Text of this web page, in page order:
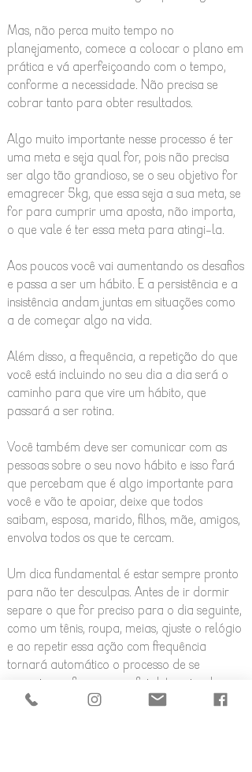
Mas, não perca muito tempo no
planejamento, comece a colocar o plano em
prática e vá aperfeiçoando com o tempo,
conforme a necessidade. Não precisa se
cobrar tanto para obter resultados.
Algo muito importante nesse processo é ter
uma meta e seja qual for, pois não precisa
ser algo tão grandioso, se o seu objetivo for
emagrecer 5kg, que essa seja a sua meta, se
for para cumprir uma aposta, não importa,
o que vale é ter essa meta para atingi-la.
Aos poucos você vai aumentando os desafios
e passa a ser um hábito. E a persistência e a
insistência andam juntas em situações como
a de começar algo na vida.
Além disso, a frequência, a repetição do que
você está incluindo no seu dia a dia será o
caminho para que vire um hábito, que
passará a ser rotina.
Você também deve ser comunicar com as
pessoas sobre o seu novo hábito e isso fará
que percebam que é algo importante para
você e vão te apoiar, deixe que todos
saibam, esposa, marido, filhos, mãe, amigos,
envolva todos os que te cercam.
Um dica fundamental é estar sempre pronto
para não ter desculpas. Antes de ir dormir
separe o que for preciso para o dia seguinte,
como um tênis, roupa, meias, ajuste o relógio
e ao repetir essa ação com frequência
tornará automático o processo de se
organizar e fazer o que foi determinado,
não deixando margem para a preguiça.